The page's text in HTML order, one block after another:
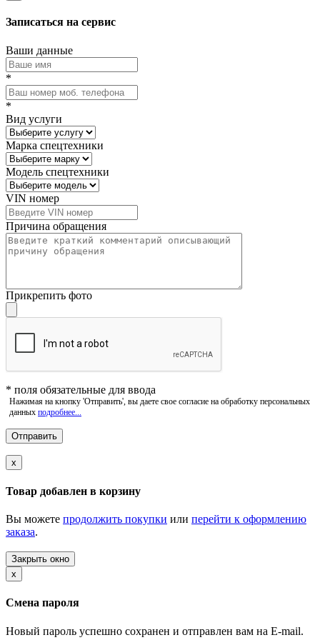
Записаться на сервис
Ваши данные
*
*
Вид услуги
Марка спецтехники
Модель спецтехники
VIN номер
Причина обращения
Прикрепить фото
* поля обязательные для ввода
Нажимая на кнопку 'Отправить', вы даете свое согласие на обработку персональных
данных подробнее...
x
Товар добавлен в корзину
Вы можете продолжить покупки или перейти к оформлению
заказа.
Закрыть окно
x
Смена пароля
Новый пароль успешно сохранен и отправлен вам на E-mail.